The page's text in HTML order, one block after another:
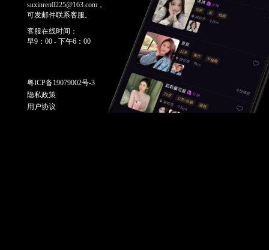
suxinren0225@163.com，
可发邮件联系客服。
客服在线时间：
早9：00 - 下午6：00
粤ICP备19079002号-3
隐私政策
用户协议